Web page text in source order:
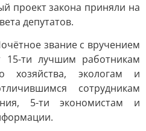
проект закона приняли на
депутатов.
звание с вручением
15-ти лучшим работникам
хозяйства, экологам и
сотрудникам
5-ти экономистам и